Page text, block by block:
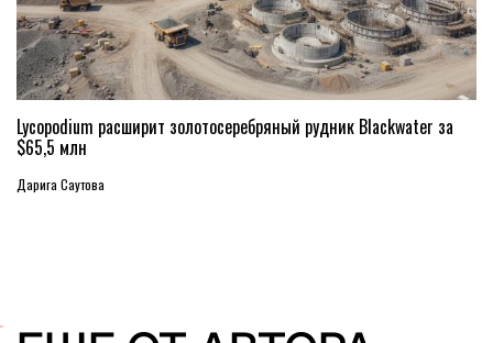
Lycopodium расширит золотосеребряный рудник Blackwater за
$65,5 млн
Дарига Саутова